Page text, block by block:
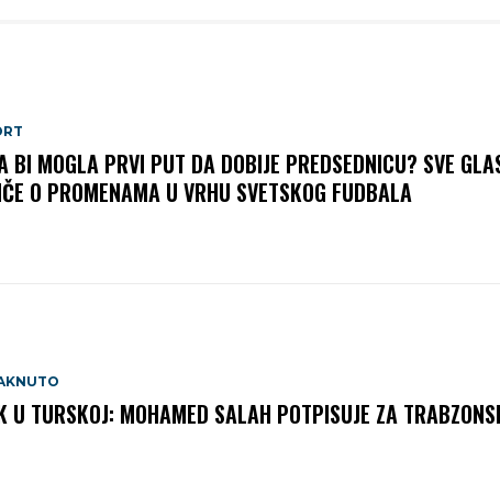
BI MOGLA PRVI PUT DA DOBIJE PREDSEDNICU? SVE
O PROMENAMA U VRHU SVETSKOG FUDBALA
U TURSKOJ: MOHAMED SALAH POTPISUJE ZA